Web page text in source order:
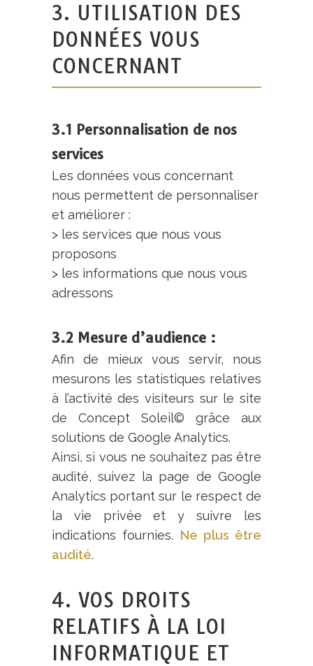
3. UTILISATION DES
DONNÉES VOUS
CONCERNANT
3.1 Personnalisation de nos
services
Les données vous concernant
nous permettent de personnaliser
et améliorer :
> les services que nous vous
proposons
> les informations que nous vous
adressons
3.2 Mesure d’audience :
Afin de mieux vous servir, nous
mesurons les statistiques relatives
à l’activité des visiteurs sur le site
de Concept Soleil© grâce aux
solutions de Google Analytics.
Ainsi, si vous ne souhaitez pas être
audité, suivez la page de Google
Analytics portant sur le respect de
la vie privée et y suivre les
indications fournies. Ne plus être
audité.
4. VOS DROITS
RELATIFS À LA LOI
INFORMATIQUE ET